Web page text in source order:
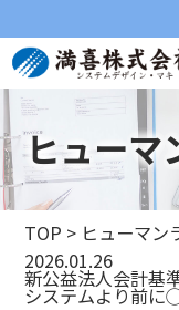
ヒューマ
TOP > ヒューマン
2026.01.26
新公益法人会計基
システムより前